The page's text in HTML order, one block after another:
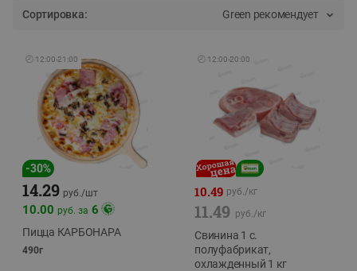
Сортировка: Green рекомендует
🕘 12:00-21:00
-30%
14.29 руб./шт
10.00 руб. за 6
Пицца КАРБОНАРА
490г
🕘 12:00-20:00
10.49 руб./кг
11.49 руб./кг
Свинина 1 с.
полуфабрикат,
охлажденный 1 кг